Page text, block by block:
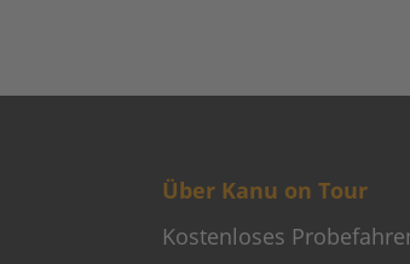
Über Kanu on Tour
Kostenloses